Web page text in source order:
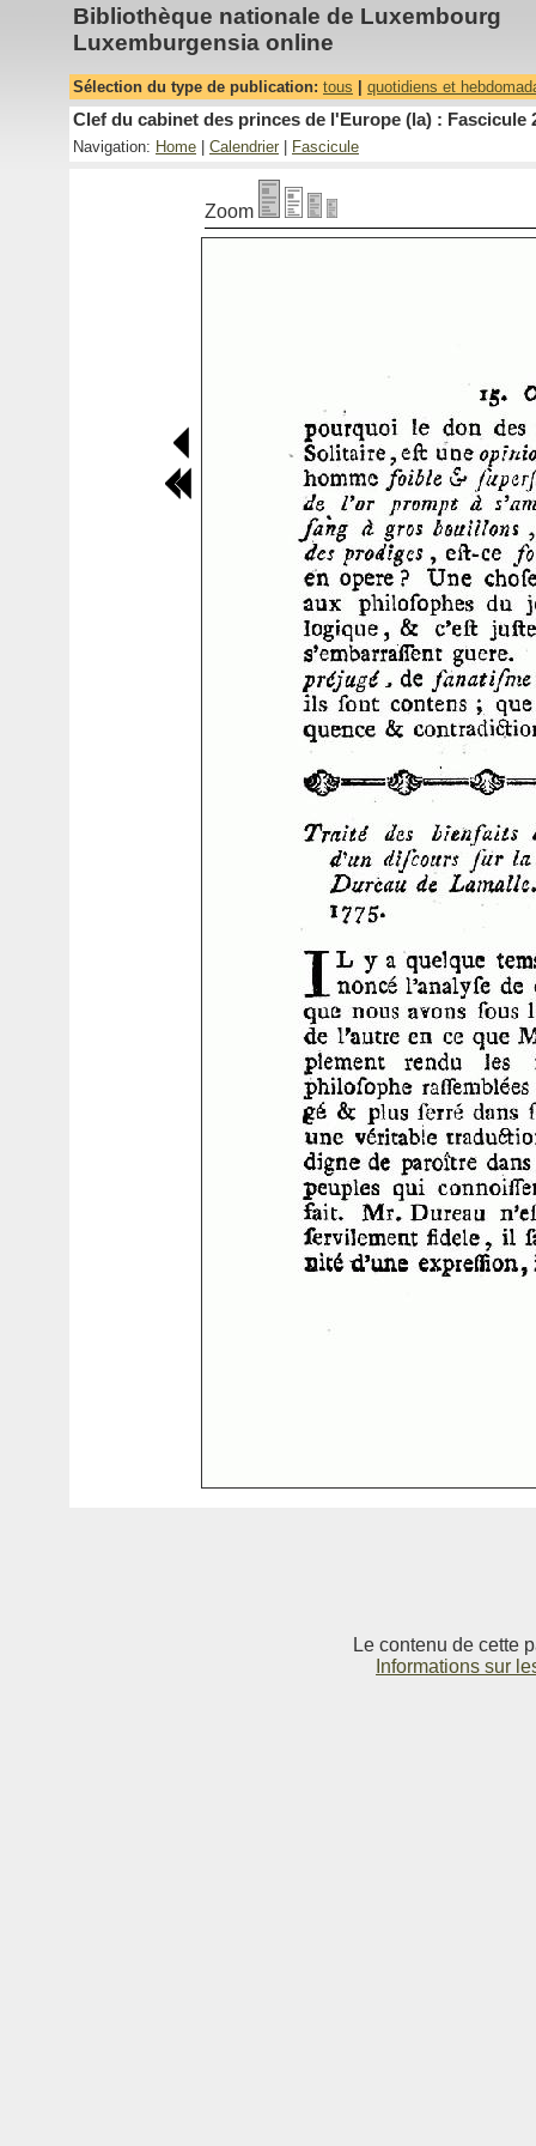
Bibliothèque nationale de Luxembourg
Luxemburgensia online
Sélection du type de publication: tous quotidiens et
Clef du cabinet des princes de l'Europe (la) : Fascicule
Navigation: Home Calendrier Fascicule
Zoom
Le contenu de cette
Informations sur